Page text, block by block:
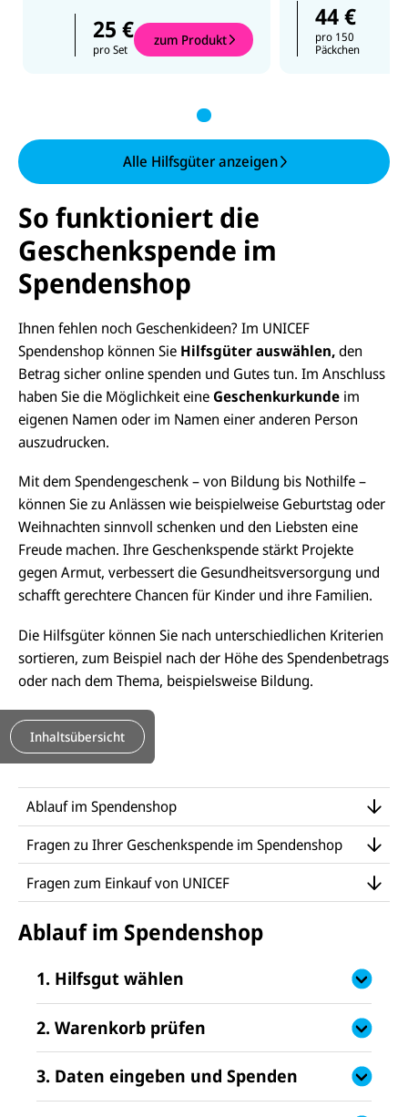
25 €
pro Set
zum Produkt
44 €
pro 150
Päckchen
Alle Hilfsgüter anzeigen
So funktioniert die
Geschenkspende im
Spendenshop
Ihnen fehlen noch Geschenkideen? Im UNICEF
Spendenshop können Sie Hilfsgüter auswählen,den
Betrag sicher online spenden und Gutes tun. Im Anschluss
haben Sie die Möglichkeit eine Geschenkurkunde im
eigenen Namen oder im Namen einer anderen Person
auszudrucken.
Mit dem Spendengeschenk – von Bildung bis Nothilfe –
können Sie zu Anlässen wie beispielweise Geburtstag oder
Weihnachten sinnvoll schenken und den Liebsten eine
Freude machen. Ihre Geschenkspende stärkt Projekte
gegen Armut, verbessert die Gesundheitsversorgung und
schafft gerechtere Chancen für Kinder und ihre Familien.
Die Hilfsgüter können Sie nach unterschiedlichen Kriterien
sortieren, zum Beispiel nach der Höhe des Spendenbetrags
oder nach dem Thema, beispielsweise Bildung.
Inhaltsübersicht
Ablauf im Spendenshop
Fragen zu Ihrer Geschenkspende im Spendenshop
Fragen zum Einkauf von UNICEF
Ablauf im Spendenshop
1. Hilfsgut wählen
2. Warenkorb prüfen
3. Daten eingeben und Spenden